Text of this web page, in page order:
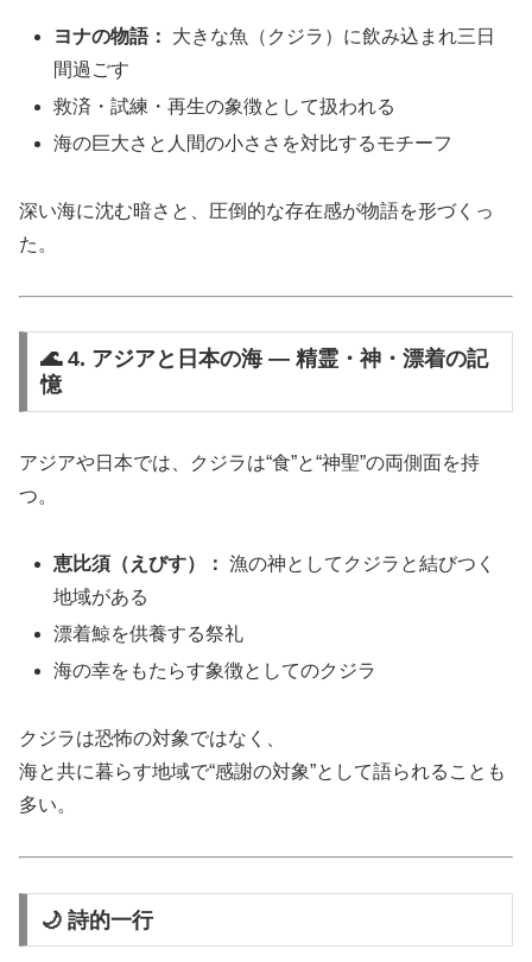
ヨナの物語：
大きな魚（クジラ）に飲み込まれ三日
間過ごす
救済・試練・再生の象徴として扱われる
海の巨大さと人間の小ささを対比するモチーフ
深い海に沈む暗さと、圧倒的な存在感が物語を形づくっ
た。
🌊 4. アジアと日本の海 ― 精霊・神・漂着の記
憶
アジアや日本では、クジラは“食”と“神聖”の両側面を持
つ。
恵比須（えびす）： 漁の神としてクジラと結びつく
地域がある
漂着鯨を供養する祭礼
海の幸をもたらす象徴としてのクジラ
クジラは恐怖の対象ではなく、
海と共に暮らす地域で“感謝の対象”として語られることも
多い。
🌙 詩的一行